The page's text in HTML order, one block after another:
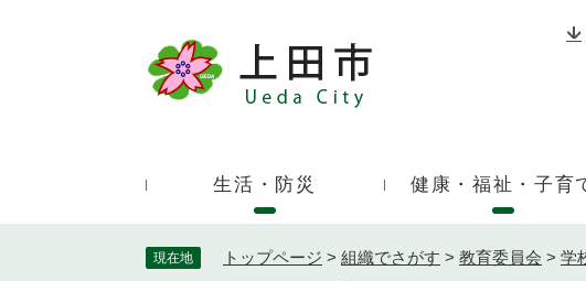
。
ド
生活・防災 健康・福祉・子育
現在地 トップページ > 組織でさがす > 教育委員会 > 学